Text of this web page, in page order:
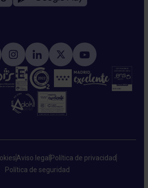
Aviso legal Política de privacidad
Política de seguridad